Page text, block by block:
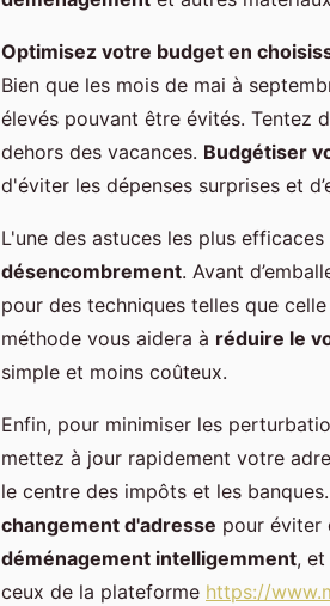
Optimisez votre budget en
Bien que les mois de mai à
élevés pouvant être évités. Tentez
dehors des vacances. Budgétiser
d'éviter les dépenses surprises et
L'une des astuces les plus
désencombrement. Avant
pour des techniques telles que
méthode vous aidera à réduire le
simple et moins coûteux.
Enfin, pour minimiser les
mettez à jour rapidement votre
le centre des impôts et les
changement d'adresse pour éviter
déménagement intelligemment,
ceux de la plateforme https://